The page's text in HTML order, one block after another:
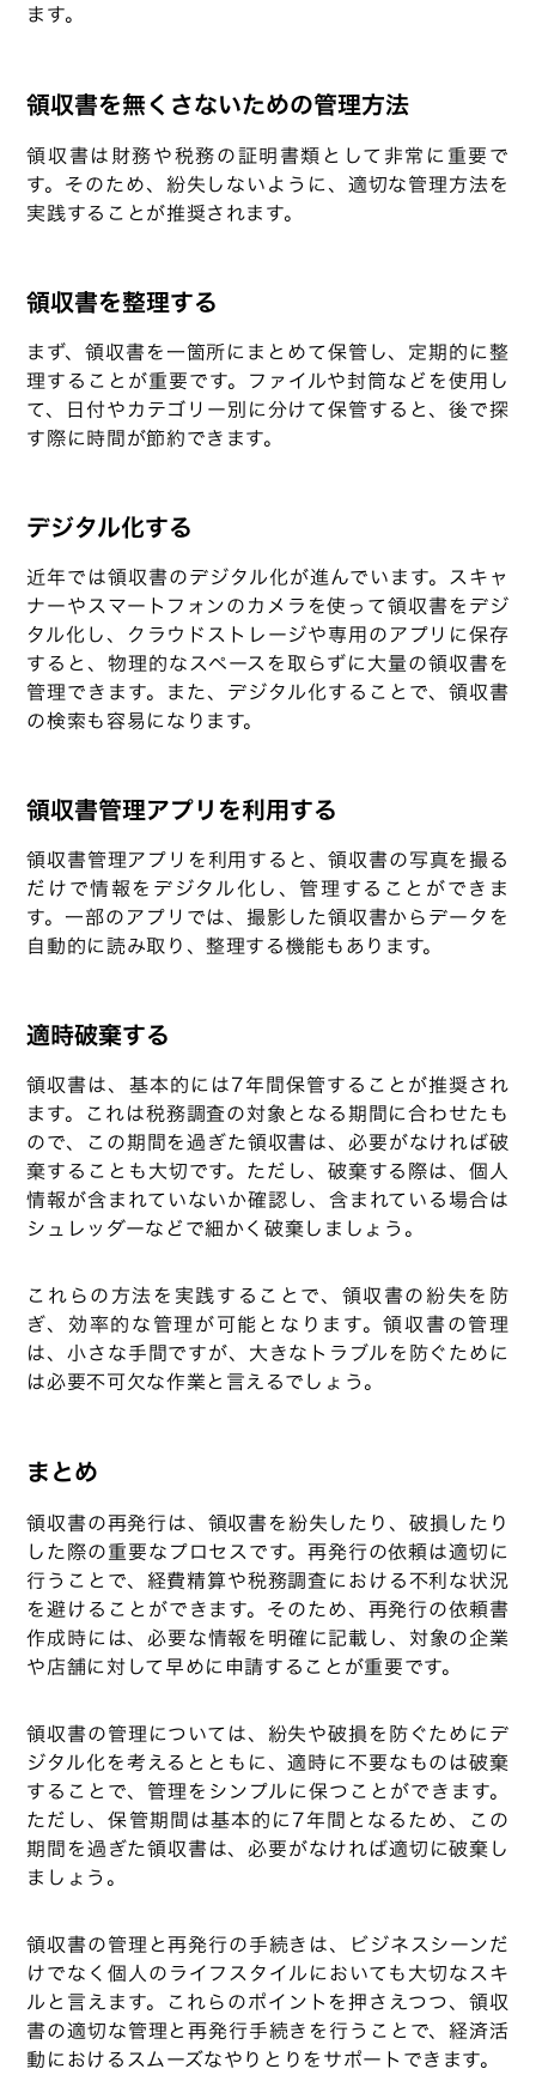
ます。
領収書を無くさないための管理方法
領収書は財務や税務の証明書類として非常に重要で
す。そのため、紛失しないように、適切な管理方法を
実践することが推奨されます。
領収書を整理する
まず、領収書を一箇所にまとめて保管し、定期的に整
理することが重要です。ファイルや封筒などを使用し
て、日付やカテゴリー別に分けて保管すると、後で探
す際に時間が節約できます。
デジタル化する
近年では領収書のデジタル化が進んでいます。スキャ
ナーやスマートフォンのカメラを使って領収書をデジ
タル化し、クラウドストレージや専用のアプリに保存
すると、物理的なスペースを取らずに大量の領収書を
管理できます。また、デジタル化することで、領収書
の検索も容易になります。
領収書管理アプリを利用する
領収書管理アプリを利用すると、領収書の写真を撮る
だけで情報をデジタル化し、管理することができま
す。一部のアプリでは、撮影した領収書からデータを
自動的に読み取り、整理する機能もあります。
適時破棄する
領収書は、基本的には7年間保管することが推奨され
ます。これは税務調査の対象となる期間に合わせたも
ので、この期間を過ぎた領収書は、必要がなければ破
棄することも大切です。ただし、破棄する際は、個人
情報が含まれていないか確認し、含まれている場合は
シュレッダーなどで細かく破棄しましょう。
これらの方法を実践することで、領収書の紛失を防
ぎ、効率的な管理が可能となります。領収書の管理
は、小さな手間ですが、大きなトラブルを防ぐために
は必要不可欠な作業と言えるでしょう。
まとめ
領収書の再発行は、領収書を紛失したり、破損したり
した際の重要なプロセスです。再発行の依頼は適切に
行うことで、経費精算や税務調査における不利な状況
を避けることができます。そのため、再発行の依頼書
作成時には、必要な情報を明確に記載し、対象の企業
や店舗に対して早めに申請することが重要です。
領収書の管理については、紛失や破損を防ぐためにデ
ジタル化を考えるとともに、適時に不要なものは破棄
することで、管理をシンプルに保つことができます。
ただし、保管期間は基本的に7年間となるため、この
期間を過ぎた領収書は、必要がなければ適切に破棄し
ましょう。
領収書の管理と再発行の手続きは、ビジネスシーンだ
けでなく個人のライフスタイルにおいても大切なスキ
ルと言えます。これらのポイントを押さえつつ、領収
書の適切な管理と再発行手続きを行うことで、経済活
動におけるスムーズなやりとりをサポートできます。